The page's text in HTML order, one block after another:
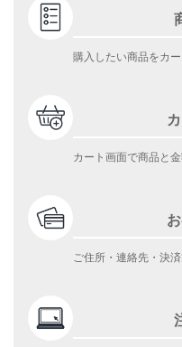
購入したい商品をカー
カート画面で商品と金
ご住所・連絡先・決